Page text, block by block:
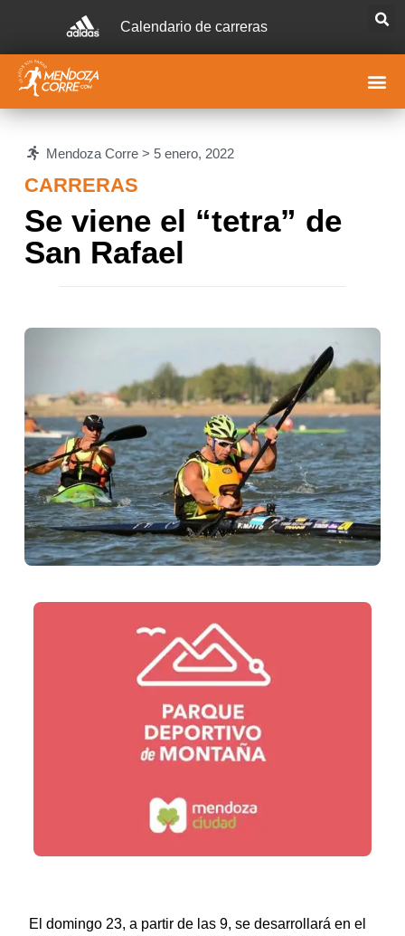
Calendario de carreras
Mendoza Corre > 5 enero, 2022
CARRERAS
Se viene el “tetra” de
San Rafael
El domingo 23, a partir de las 9, se desarrollará en el